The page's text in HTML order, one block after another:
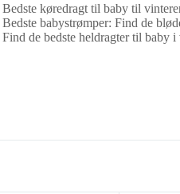
Bedste køredragt til baby til
Bedste babystrømper: Find de
Find de bedste heldragter til baby i